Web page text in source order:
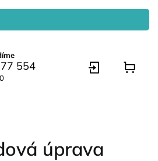
554
úprava